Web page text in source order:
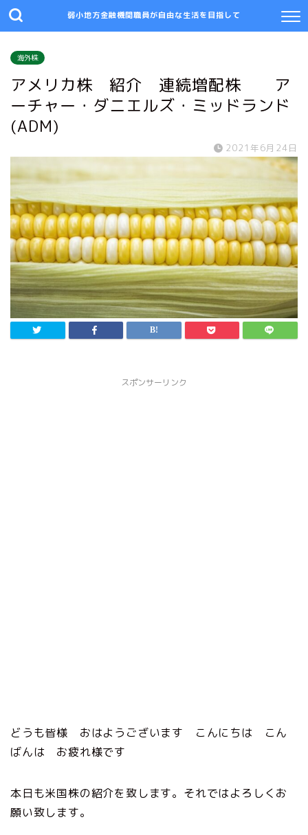
弱小地方金融機関職員が自由な生活を目指して
海外株
アメリカ株 紹介 連続増配株 ア
ーチャー・ダニエルズ・ミッドランド
(ADM)
2021年6月24日
スポンサーリンク
どうも皆様 おはようございます こんにちは こん
ばんは お疲れ様です
本日も米国株の紹介を致します。それではよろしくお
願い致します。